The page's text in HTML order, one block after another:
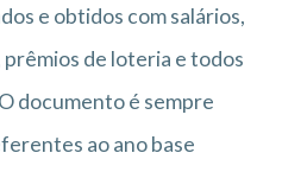
e obtidos com salários,
de loteria e todos
documento é sempre
ao ano base